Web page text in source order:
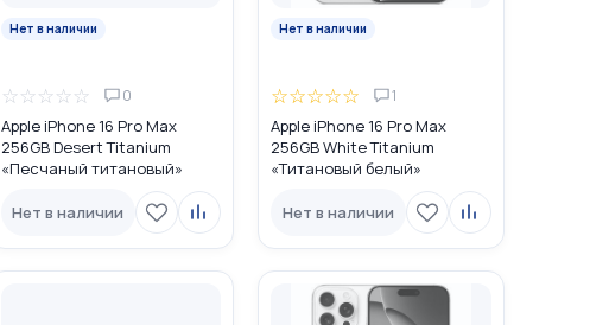
Нет в наличии
☆☆☆☆☆ 0
Apple iPhone 16 Pro Max
256GB Desert Titanium
«Песчаный титановый»
MYW53LL/A USA DUAL eSIM
Нет в наличии
Нет в наличии
☆☆☆☆☆ 1
Apple iPhone 16 Pro Max
256GB White Titanium
«Титановый белый»
MYW43LL/A USA DUAL eSIM
Нет в наличии